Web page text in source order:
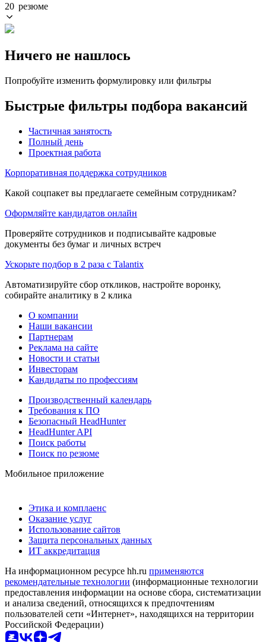
20 резюме
Ничего не нашлось
Попробуйте изменить формулировку или фильтры
Быстрые фильтры подбора вакансий
Частичная занятость
Полный день
Проектная работа
Корпоративная поддержка сотрудников
Какой соцпакет вы предлагаете семейным сотрудникам?
Оформляйте кандидатов онлайн
Проверяйте сотрудников и подписывайте кадровые
документы без бумаг и личных встреч
Ускорьте подбор в 2 раза с Talantix
Автоматизируйте сбор откликов, настройте воронку,
собирайте аналитику в 2 клика
О компании
Наши вакансии
Партнерам
Реклама на сайте
Новости и статьи
Инвесторам
Кандидаты по профессиям
Производственный календарь
Требования к ПО
Безопасный HeadHunter
HeadHunter API
Поиск работы
Поиск по резюме
Мобильное приложение
Этика и комплаенс
Оказание услуг
Использование сайтов
Защита персональных данных
ИТ аккредитация
На информационном ресурсе hh.ru применяются
рекомендательные технологии (информационные технологии
предоставления информации на основе сбора, систематизации
и анализа сведений, относящихся к предпочтениям
пользователей сети «Интернет», находящихся на территории
Российской Федерации)